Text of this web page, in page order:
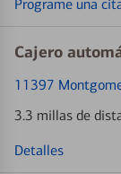
Programe una
Cajero
11397
3.3 millas de
Detalles